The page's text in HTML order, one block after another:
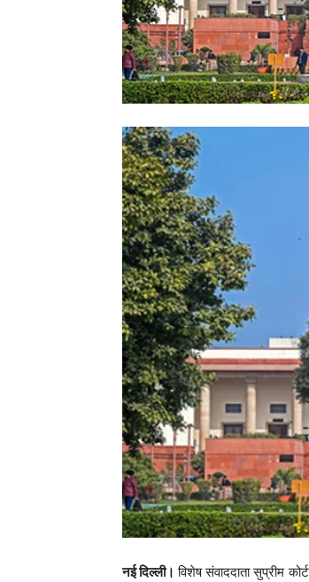
नई दिल्ली। विशेष संवाददाता सुप्रीम